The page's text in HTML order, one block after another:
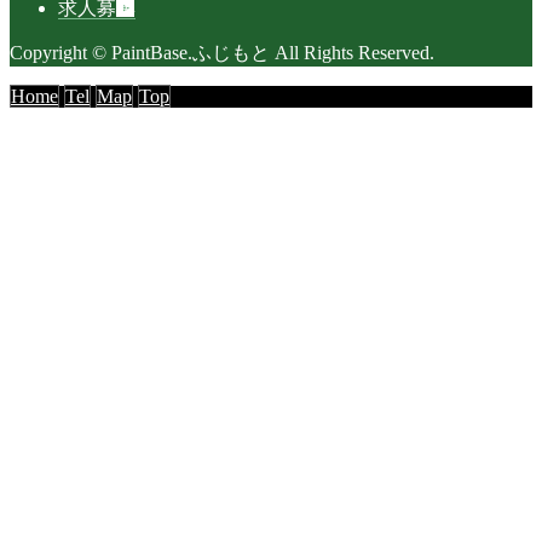
求人募集
Copyright © PaintBase.ふじもと All Rights Reserved.
Home Tel Map Top